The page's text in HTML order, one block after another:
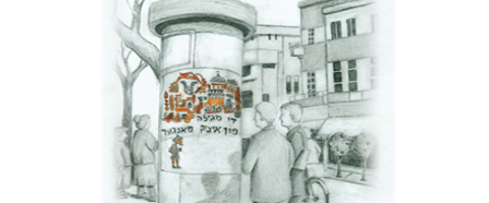
רחל רוז'נסקי
דוד בן-נחום